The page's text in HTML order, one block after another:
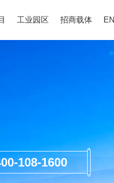
工业园区 招商载体 EN
108-1600